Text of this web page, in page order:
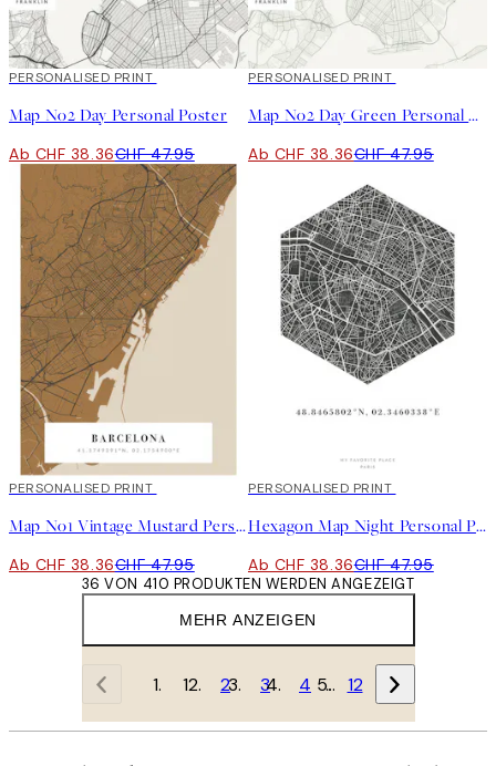
20%*
PERSONALISED PRINT
Map No2 Day Personal Poster
Ab CHF 38.36CHF 47.95
20%*
PERSONALISED PRINT
Map No2 Day Green Personal Poster
Ab CHF 38.36CHF 47.95
20%*
PERSONALISED PRINT
Map No1 Vintage Mustard Personal Poster
Ab CHF 38.36CHF 47.95
20%*
PERSONALISED PRINT
Hexagon Map Night Personal Poster
Ab CHF 38.36CHF 47.95
MEHR ANZEIGEN
36 VON 410 PRODUKTEN WERDEN ANGEZEIGT
1 2 3 4 … 12